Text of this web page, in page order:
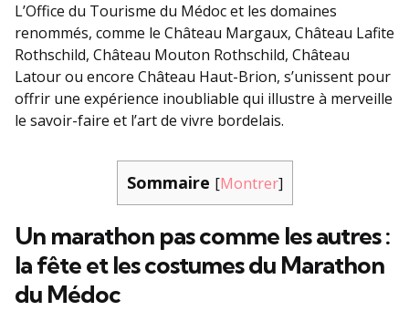
L’Office du Tourisme du Médoc et les domaines
renommés, comme le Château Margaux, Château Lafite
Rothschild, Château Mouton Rothschild, Château
Latour ou encore Château Haut-Brion, s’unissent pour
offrir une expérience inoubliable qui illustre à merveille
le savoir-faire et l’art de vivre bordelais.
Sommaire [Montrer]
Un marathon pas comme les autres :
la fête et les costumes du Marathon
du Médoc